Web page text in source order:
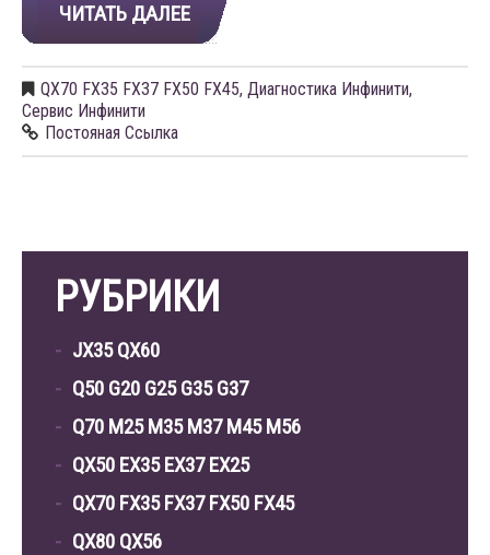
ЧИТАТЬ ДАЛЕЕ
QX70 FX35 FX37 FX50 FX45, Диагностика Инфинити,
Сервис Инфинити
Постояная Ссылка
РУБРИКИ
JX35 QX60
Q50 G20 G25 G35 G37
Q70 M25 M35 M37 M45 M56
QX50 EX35 EX37 EX25
QX70 FX35 FX37 FX50 FX45
QX80 QX56